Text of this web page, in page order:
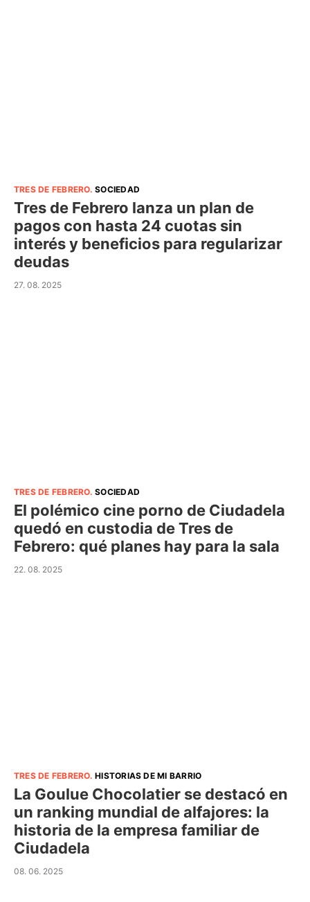
TRES DE FEBRERO.SOCIEDAD
Tres de Febrero lanza un plan de
pagos con hasta 24 cuotas sin
interés y beneficios para regularizar
deudas
27. 08. 2025
TRES DE FEBRERO.SOCIEDAD
El polémico cine porno de Ciudadela
quedó en custodia de Tres de
Febrero: qué planes hay para la sala
22. 08. 2025
TRES DE FEBRERO.HISTORIAS DE MI BARRIO
La Goulue Chocolatier se destacó en
un ranking mundial de alfajores: la
historia de la empresa familiar de
Ciudadela
08. 06. 2025